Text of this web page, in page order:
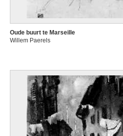
Oude buurt te Marseille
Willem Paerels